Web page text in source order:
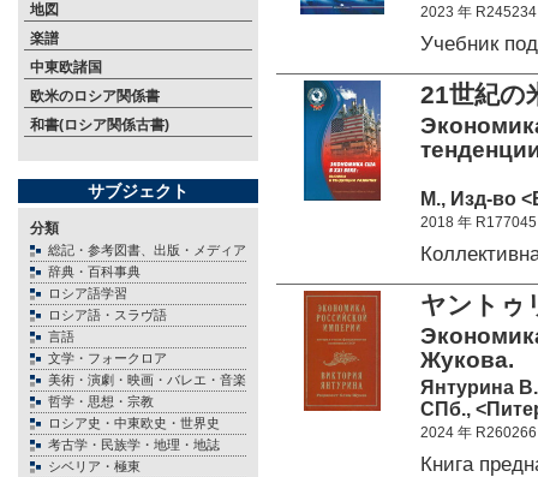
地図
楽譜
中東欧諸国
欧米のロシア関係書
和書(ロシア関係古書)
サブジェクト
分類
総記・参考図書、出版・メディア
辞典・百科事典
ロシア語学習
ロシア語・スラヴ語
言語
文学・フォークロア
美術・演劇・映画・バレエ・音楽
哲学・思想・宗教
ロシア史・中東欧史・世界史
考古学・民族学・地理・地誌
シベリア・極東
2023 年 R245234
Учебник
21世紀の
М., Изд-во
2018 年 R177045
ヤントゥ
Жукова.
Янтурина В.
СПб.,
2024 年 R260266
Книга